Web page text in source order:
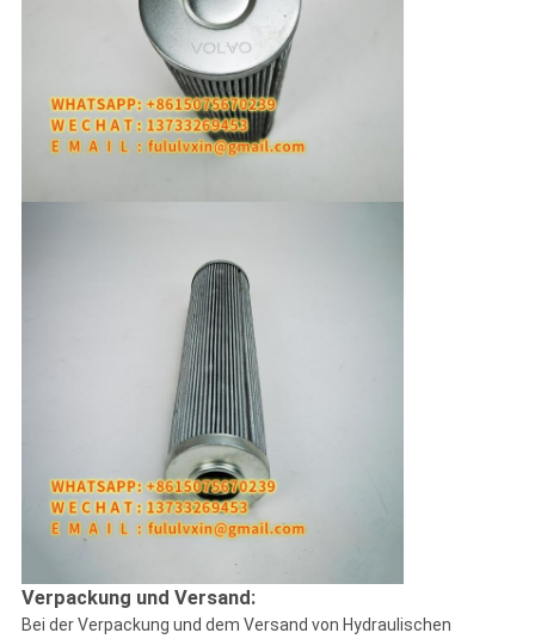
Verpackung und Versand:
Bei der Verpackung und dem Versand von Hydraulischen